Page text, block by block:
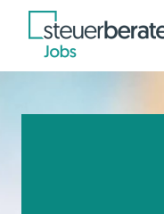
Inhalt
springen
Startseite